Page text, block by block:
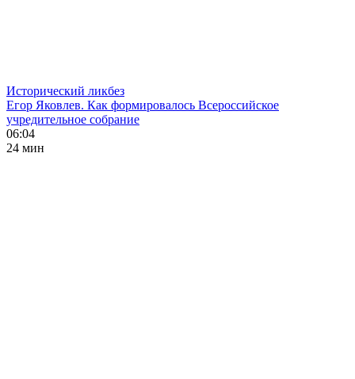
Исторический ликбез
Егор Яковлев. Как формировалось Всероссийское
учредительное собрание
06:04
24 мин